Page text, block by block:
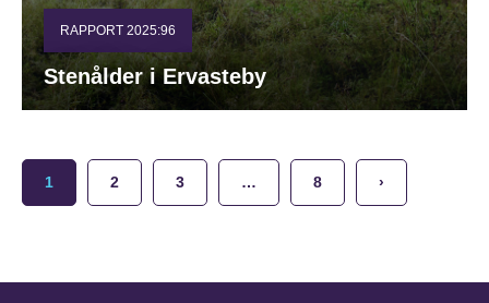
RAPPORT 2025:96
Stenålder i Ervasteby
1 2 3 … 8 ›